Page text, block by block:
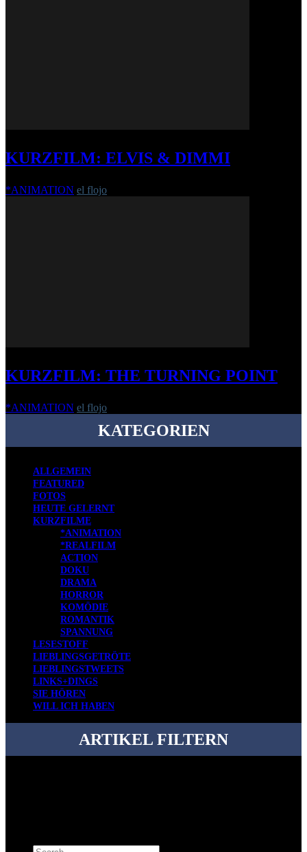
KURZFILM: ELVIS & DIMMI
*ANIMATION el flojo
KURZFILM: THE TURNING POINT
*ANIMATION el flojo
KATEGORIEN
ALLGEMEIN
FEATURED
FOTOS
HEUTE GELERNT
KURZFILME
*ANIMATION
*REALFILM
ACTION
DOKU
DRAMA
HORROR
KOMÖDIE
ROMANTIK
SPANNUNG
LESESTOFF
LIEBLINGSGETRÖTE
LIEBLINGSTWEETS
LINKS+DINGS
SIE HÖREN
WILL ICH HABEN
ARTIKEL FILTERN